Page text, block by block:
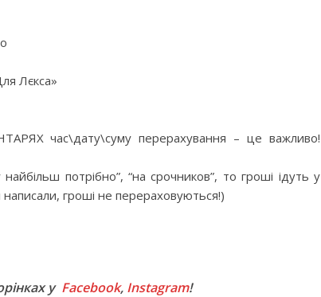
Лєкса»
час\дату\суму перерахування – це важливо!
потрібно”, “на срочников”, то гроші ідуть у
гроші не перераховуються!)
у Facebook, Instagram!